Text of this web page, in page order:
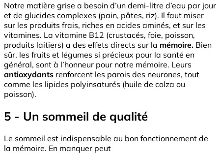
Notre matière grise a besoin d’un demi-litre d’eau par jour
et de glucides complexes (pain, pâtes, riz). Il faut miser
sur les produits frais, riches en acides aminés, et sur les
vitamines. La vitamine B12 (crustacés, foie, poisson,
produits laitiers) a des effets directs sur la mémoire. Bien
sûr, les fruits et légumes si précieux pour la santé en
général, sont à l’honneur pour notre mémoire. Leurs
antioxydants renforcent les parois des neurones, tout
comme les lipides polyinsaturés (huile de colza ou
poisson).
5 - Un sommeil de qualité
Le sommeil est indispensable au bon fonctionnement de
la mémoire. En manquer peut